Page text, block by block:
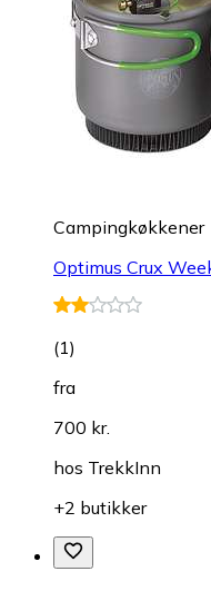
Campingkøkkener
Optimus Crux
(1)
fra
700 kr.
hos TrekkInn
+2 butikker